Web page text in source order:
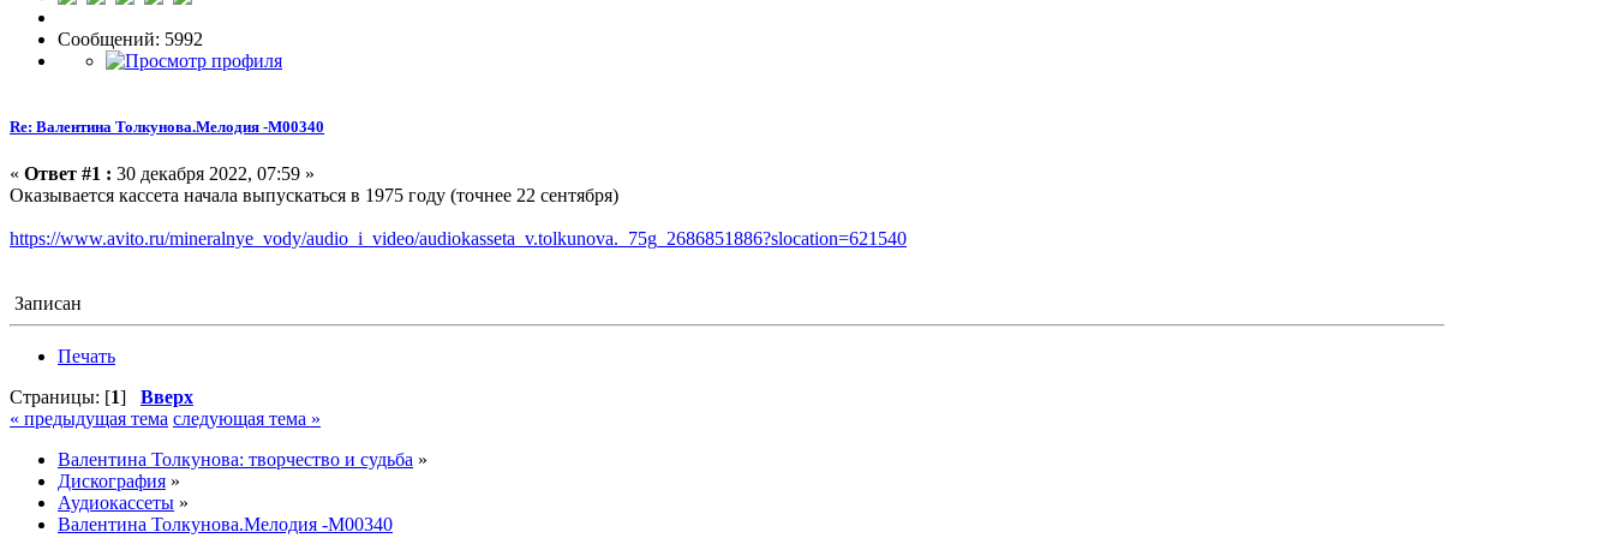
Сообщений: 5992
Re: Валентина Толкунова.Мелодия -М00340
« Ответ #1 : 30 декабря 2022, 07:59 »
Оказывается кассета начала выпускаться в 1975 году (точнее 22 сентября)
https://www.avito.ru/mineralnye_vody/audio_i_video/audiokasseta_v.tolkunova._75g_2686851886?slocation=621540
Записан
Печать
Страницы: [1] Вверх
« предыдущая тема следующая тема »
Валентина Толкунова: творчество и судьба »
Дискография »
Аудиокассеты »
Валентина Толкунова.Мелодия -М00340